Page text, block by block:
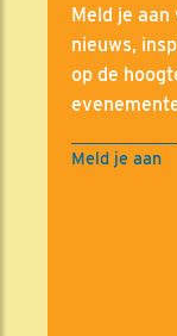
Meld je
nieuws,
op de
Meld je aan